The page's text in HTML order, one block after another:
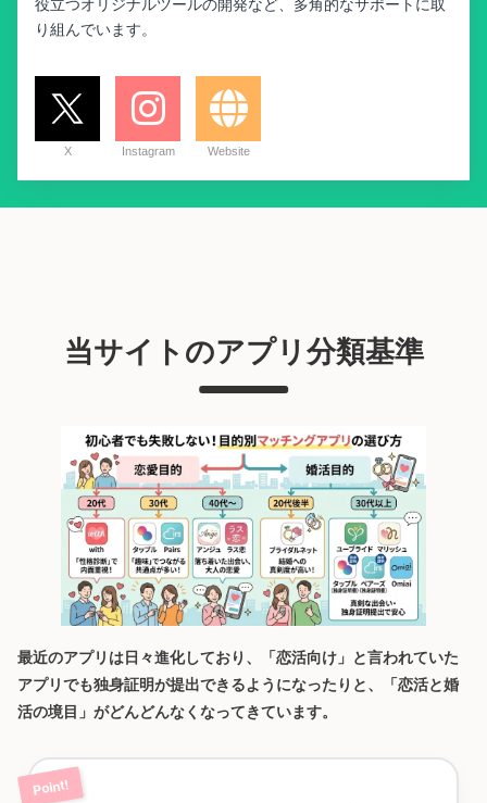
り組んでいます。
X Instagram Website
当サイトのアプリ分類基準
最近のアプリは日々進化しており、「恋活向け」と言われていた
アプリでも独身証明が提出できるようになったりと、「恋活と婚
活の境目」がどんどんなくなってきています。